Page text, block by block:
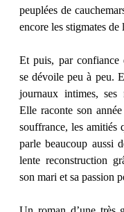
peuplées de
encore les stigmates de
Et puis, par confiance
se dévoile peu à peu.
journaux intimes, ses
Elle raconte son
souffrance, les amitiés
parle beaucoup aussi
lente reconstruction
son mari et sa passion